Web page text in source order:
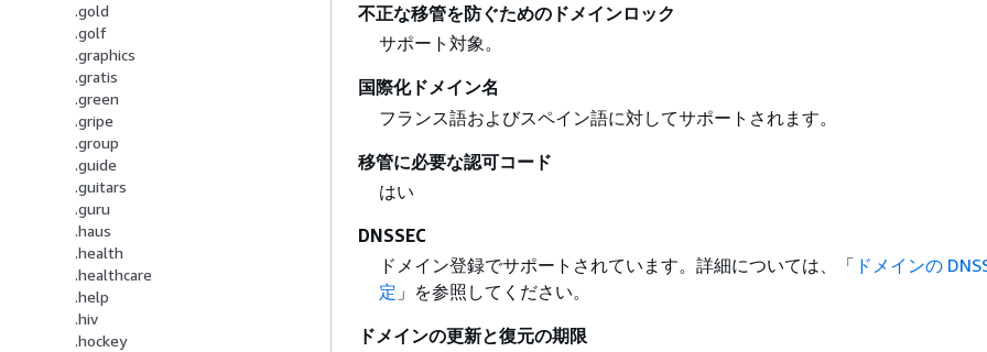
.gold
.golf
.graphics
.gratis
.green
.gripe
.group
.guide
.guitars
.guru
.haus
.health
.healthcare
.help
.hiv
.hockey
不正な移管を防ぐためのドメインロック
サポート対象。
国際化ドメイン名
フランス語およびスペイン語に対してサポートされます。
移管に必要な認可コード
はい
DNSSEC
ドメイン登録でサポートされています。詳細については、「 ドメインの
定 」を参照してください。
ドメインの更新と復元の期限